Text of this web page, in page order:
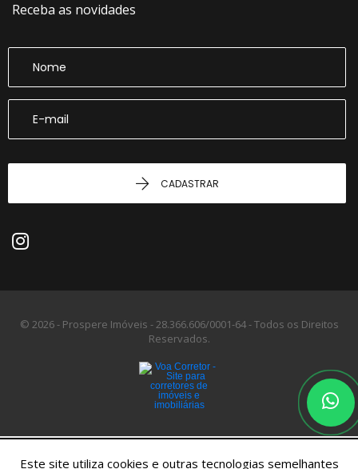
Receba as novidades
CADASTRAR
© 2026 - Prospere Imóveis -28.366.606/0001-64 -Todos os Direitos
Reservados.
Este site utiliza cookies e outras tecnologias semelhantes